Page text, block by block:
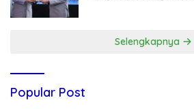
Selengkapnya
Popular Post